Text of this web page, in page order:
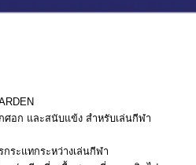
ศอก และสนับแข้ง สำหรับเล่นกีฬา
ระแทกระหว่างเล่นกีฬา